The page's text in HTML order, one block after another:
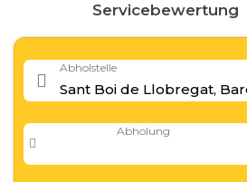
Servicebewertung
Abholstelle
Abholung